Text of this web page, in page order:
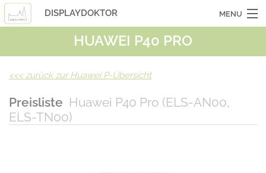
DISPLAYDOKTOR MENU
OCASSIONSGERÄTE
LAPTOPS
HUAWEI P40 PRO
<<<zurück zur Huawei P-Übersicht
Preisliste Huawei P40 Pro (ELS-AN00,
ELS-TN00)